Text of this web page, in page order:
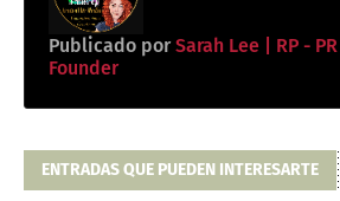
Publicado por Sarah Lee | RP -
Founder
ENTRADAS QUE PUEDEN INTERESARTE